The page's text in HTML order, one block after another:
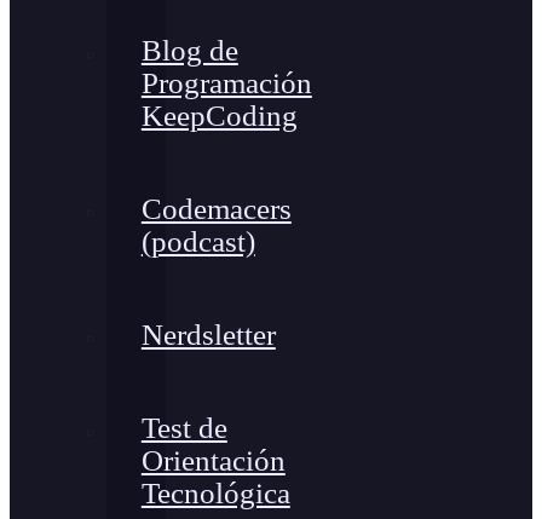
Blog de
Programación
KeepCoding
Codemacers
(podcast)
Nerdsletter
Test de
Orientación
Tecnológica